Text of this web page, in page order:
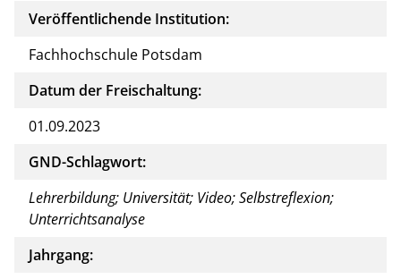
Veröffentlichende Institution:
Fachhochschule Potsdam
Datum der Freischaltung:
01.09.2023
GND-Schlagwort:
Lehrerbildung; Universität; Video; Selbstreflexion;
Unterrichtsanalyse
Jahrgang: